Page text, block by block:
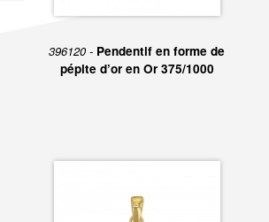
396120 - Pendentif en forme de
pépite d’or en Or 375/1000